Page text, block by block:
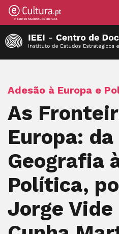
Adesão à Europa e
As
Europa: da
Geografia
Política,
Jorge Vide